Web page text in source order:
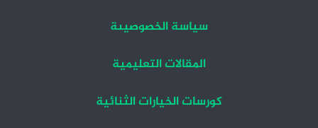
سياسة الخصوصيىة
المقالات التعليمية
كورسات الخيارات الثنائية